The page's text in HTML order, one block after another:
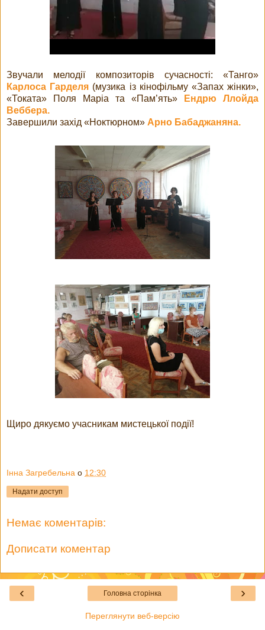
Звучали мелодії композиторів сучасності: «Танго»
Карлоса Гарделя (музика із кінофільму «Запах жінки»,
«Токата» Поля Маріа та «Пам’ять»
Ендрю Ллойда
Веббера.
Завершили захід «Ноктюрном» Арно Бабаджаняна.
Щиро дякуємо учасникам мистецької події!
Інна Загребельна о 12:30
Надати доступ
Немає коментарів:
Дописати коментар
‹ ›
Головна сторінка
Переглянути веб-версію